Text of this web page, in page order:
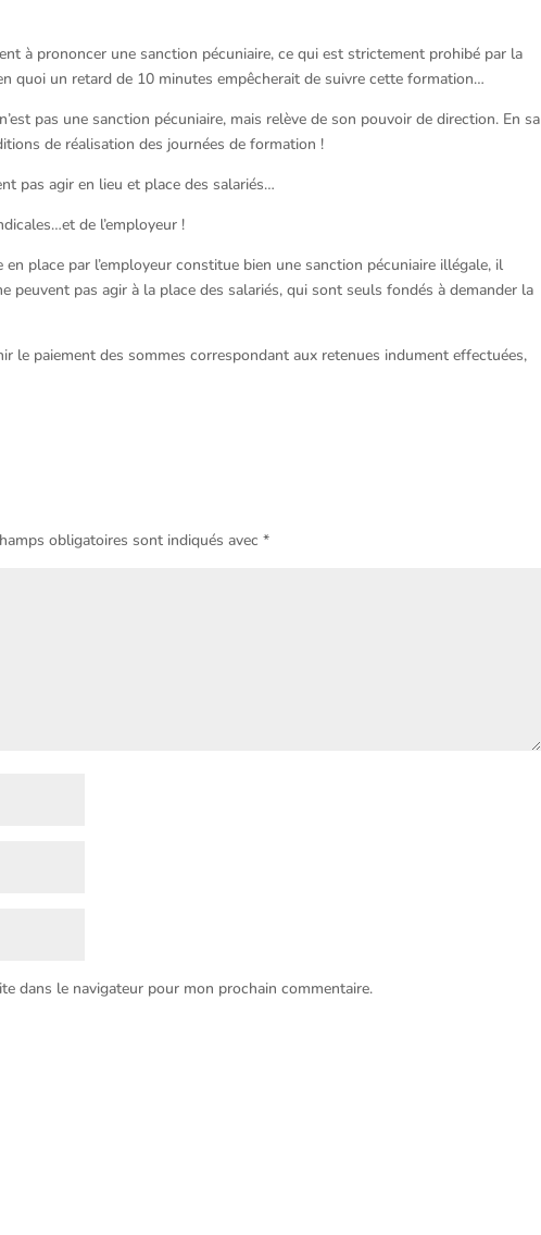
à prononcer une sanction pécuniaire, ce qui est strictement prohibé par la
quoi un retard de 10 minutes empêcherait de suivre cette formation…
pas une sanction pécuniaire, mais relève de son pouvoir de direction. En sa
de réalisation des journées de formation !
pas agir en lieu et place des salariés…
de l’employeur !
place par l’employeur constitue bien une sanction pécuniaire illégale, il
peuvent pas agir à la place des salariés, qui sont seuls fondés à demander la
le paiement des sommes correspondant aux retenues indument effectuées,
obligatoires sont indiqués avec*
dans le navigateur pour mon prochain commentaire.